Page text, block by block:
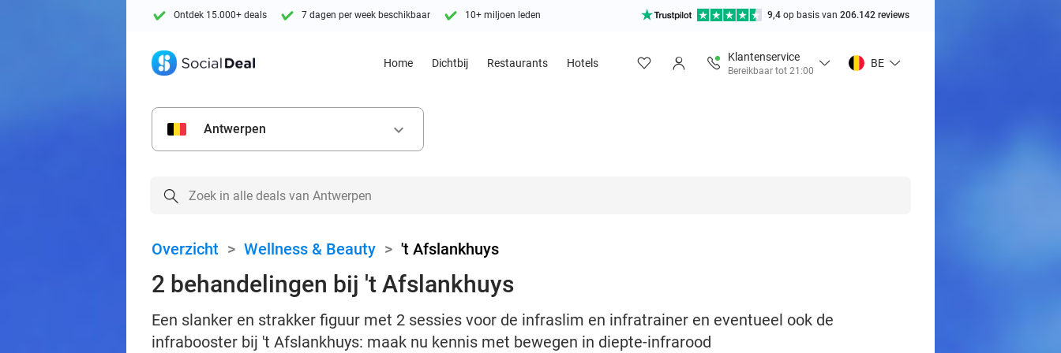
Ontdek 15.000+ deals 7 dagen per week beschikbaar 10+ miljoen leden 9,4 op basis van 206.142 reviews
Home Dichtbij Restaurants Hotels
Klantenservice
Bereikbaar tot 21:00
BE
Antwerpen keyboard_arrow_down
Overzicht > Wellness & Beauty > 't Afslankhuys
2 behandelingen bij 't Afslankhuys
Een slanker en strakker figuur met 2 sessies voor de infraslim en infratrainer en eventueel ook de
infrabooster bij 't Afslankhuys: maak nu kennis met bewegen in diepte-infrarood